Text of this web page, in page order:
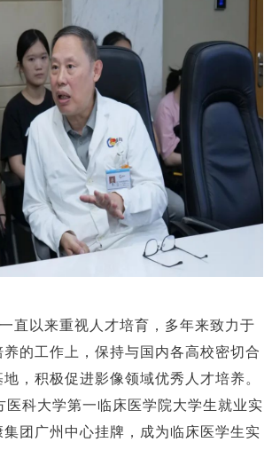
直以来重视人才培育，多年来致力于
的工作上，保持与国内各高校密切合
，积极促进影像领域优秀人才培养。
医科大学第一临床医学院大学生就业实
团广州中心挂牌，成为临床医学生实